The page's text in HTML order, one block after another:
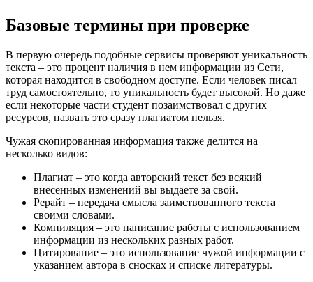
Базовые термины при проверке
В первую очередь подобные сервисы проверяют уникальность
текста – это процент наличия в нем информации из Сети,
которая находится в свободном доступе. Если человек писал
труд самостоятельно, то уникальность будет высокой. Но даже
если некоторые части студент позаимствовал с других
ресурсов, назвать это сразу плагиатом нельзя.
Чужая скопированная информация также делится на
несколько видов:
Плагиат – это когда авторский текст без всякий
внесенных изменений вы выдаете за свой.
Рерайт – передача смысла заимствованного текста
своими словами.
Компиляция – это написание работы с использованием
информации из нескольких разных работ.
Цитирование – это использование чужой информации с
указанием автора в сносках и списке литературы.